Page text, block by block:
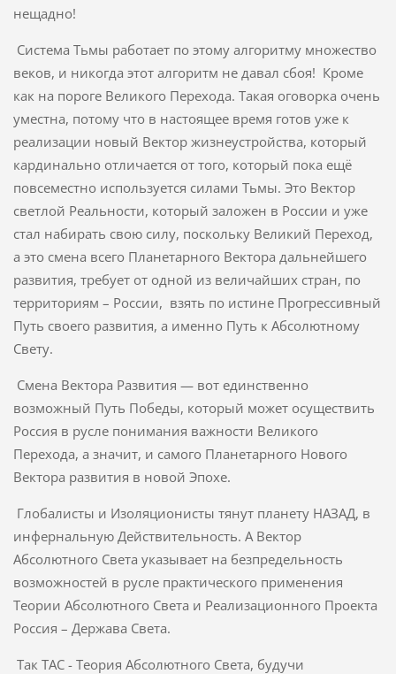
нещадно!
Система Тьмы работает по этому алгоритму множество
веков, и никогда этот алгоритм не давал сбоя! Кроме
как на пороге Великого Перехода. Такая оговорка очень
уместна, потому что в настоящее время готов уже к
реализации новый Вектор жизнеустройства, который
кардинально отличается от того, который пока ещё
повсеместно используется силами Тьмы. Это Вектор
светлой Реальности, который заложен в России и уже
стал набирать свою силу, поскольку Великий Переход,
а это смена всего Планетарного Вектора дальнейшего
развития, требует от одной из величайших стран, по
территориям – России, взять по истине Прогрессивный
Путь своего развития, а именно Путь к Абсолютному
Свету.
Смена Вектора Развития — вот единственно
возможный Путь Победы, который может осуществить
Россия в русле понимания важности Великого
Перехода, а значит, и самого Планетарного Нового
Вектора развития в новой Эпохе.
Глобалисты и Изоляционисты тянут планету НАЗАД, в
инфернальную Действительность. А Вектор
Абсолютного Света указывает на безпредельность
возможностей в русле практического применения
Теории Абсолютного Света и Реализационного Проекта
Россия – Держава Света.
Так ТАС - Теория Абсолютного Света, будучи